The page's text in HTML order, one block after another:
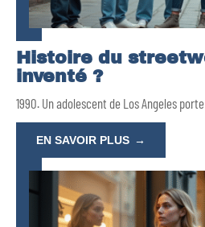
Histoire du
inventé ?
1990. Un adolescent de Los Angeles
EN SAVOIR PLUS